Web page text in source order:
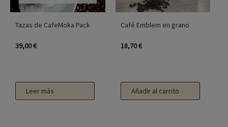
Tazas de CafeMoka Pack
39,00€
Leer más
Café Emblem en grano
18,70€
Añadir al carrito